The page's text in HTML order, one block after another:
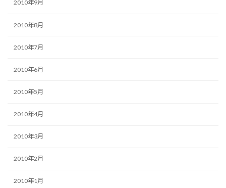
2010年9月
2010年8月
2010年7月
2010年6月
2010年5月
2010年4月
2010年3月
2010年2月
2010年1月